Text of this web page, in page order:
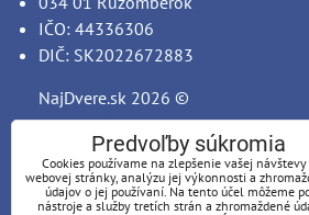
IČO: 44336306
DIČ: SK2022672883
NajDvere.sk 2026 ©
Predvoľby súkromia
Cookies používame na zlepšenie vašej
webovej stránky, analýzu jej výkonnosti a
údajov o jej používaní. Na tento účel môžeme
nástroje a služby tretích strán a zhromaždené